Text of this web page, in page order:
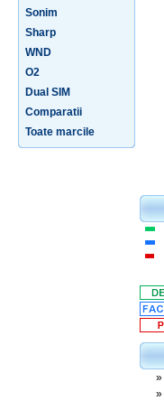
Sonim
Sharp
WND
O2
Dual SIM
Comparatii
Toate marcile
»
»